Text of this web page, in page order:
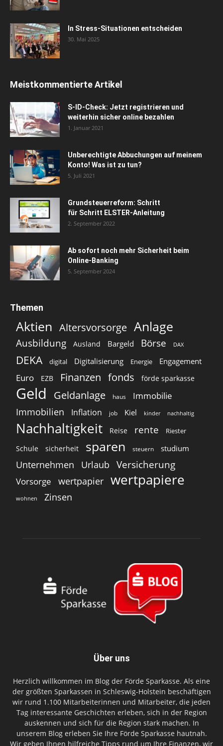
In Stress-Situationen entscheiden
30. Mai 2025
Meistkommentierte Artikel
S-ID-Check: Jetzt registrieren und
weiterhin sicher online bezahlen
1. Januar 2021
Unberechtigte Abbuchungen auf meinem
Konto! Was ist zu tun?
5. Juli 2021
Grundsteuerreform: Schritt
für Schritt ELSTER-Anleitung
2. September 2022
Ab sofort noch mehr Sicherheit beim
Online-Banking
5. September 2024
Themen
Aktien Altersvorsorge Anlage
Ausbildung Ausland Bargeld Börse DAX
DEKA digital Digitalisierung Energie Engagement
Euro EZB Finanzen fonds förde sparkasse
Geld Geldanlage haus Immobilie
Immobilien Inflation job Kiel kinder nachhaltig
Nachhaltigkeit Reise rente Riester
Schule sicherheit sparen steuern studium
Unternehmen Urlaub Versicherung
Vorsorge wertpapier wertpapiere
wohnen Zinsen
Über uns
Herzlich willkommen im Blog der Förde Sparkasse. Als eine
der größten Sparkassen in Schleswig-Holstein beschäftigen
wir rund 1.100 Mitarbeiterinnen und Mitarbeiter, die jeden
Tag interessante Geschichten erleben, sich in der Region
auskennen und sich für die Region stark machen. In
unserem Blog erleben Sie Ihre Förde Sparkasse hautnah.
Wir geben Ihnen hilfreiche Tipps rund um Ihre Finanzen, wir